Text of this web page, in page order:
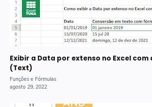
Exibir a Data por extenso no Excel com
(Text)